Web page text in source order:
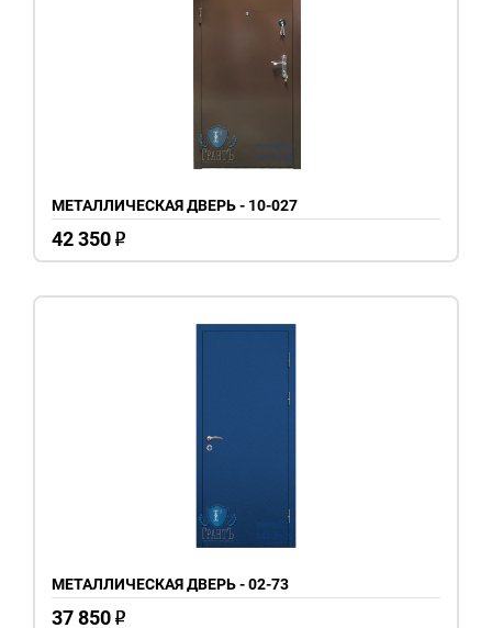
МЕТАЛЛИЧЕСКАЯ ДВЕРЬ - 10-027
42 350 o
МЕТАЛЛИЧЕСКАЯ ДВЕРЬ - 02-73
37 850 o